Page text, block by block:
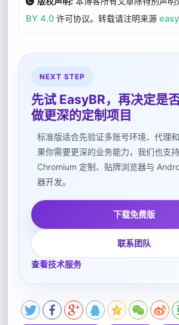
BY 4.0 许可协议。转载请注明来源
NEXT STEP
先试 EasyBR，再决定是
做更深的定制项目
标准版适合先验证多账号环境、代理
果你需要更深的业务能力，我们也支持
Chromium 定制、贴牌浏览器与
器开发。
下载免费版
联系团队
查看技术服务